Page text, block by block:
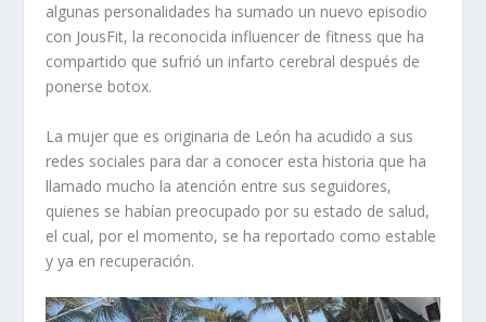
algunas personalidades ha sumado un nuevo episodio
con JousFit, la reconocida influencer de fitness que ha
compartido que sufrió un infarto cerebral después de
ponerse botox.
La mujer que es originaria de León ha acudido a sus
redes sociales para dar a conocer esta historia que ha
llamado mucho la atención entre sus seguidores,
quienes se habían preocupado por su estado de salud,
el cual, por el momento, se ha reportado como estable
y ya en recuperación.